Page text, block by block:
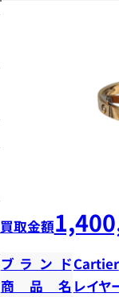
買取金額
ブランドCartier
商品名 レイ